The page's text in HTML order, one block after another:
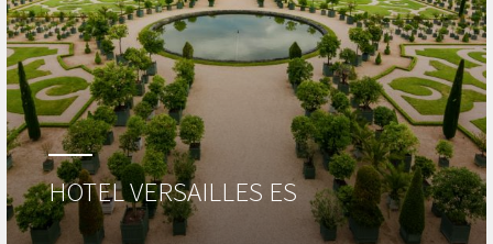
HOTEL VERSAILLES ES